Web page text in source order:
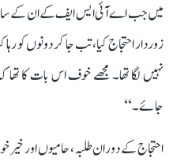
میں جب اے آئی ایس ایف کے ان کے
زوردار احتجاج کیا، تب جا کر دونوں کو
نہیں لگا تھا۔ مجھے خوف اس بات کا
جائے۔‘‘
احتجاج کے دوران طلبہ، حامیوں اور